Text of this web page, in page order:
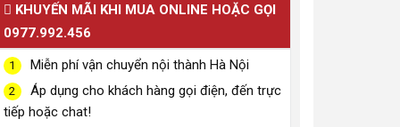
KHUYẾN MÃI KHI MUA ONLINE HOẶC GỌI
0977.992.456
1 Miễn phí vận chuyển nội thành Hà Nội
2
Áp dụng cho khách hàng gọi điện, đến trực
tiếp hoặc chat!